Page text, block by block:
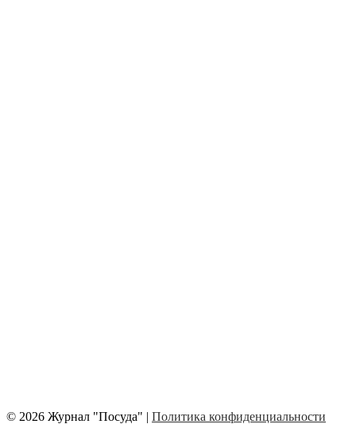
© 2026 Журнал "Посуда" | Политика конфиденциальности